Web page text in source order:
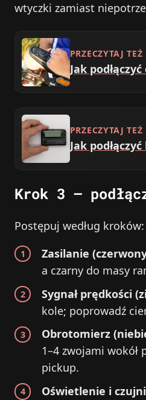
wtyczki zamiast
PRZECZYTAJ TEŻ
Jak
PRZECZYTAJ TEŻ
Jak
Krok 3 –
Postępuj według kroków:
Zasilanie
a czarny do masy
Sygnał prędkości
kole; poprowadź
Obrotomierz
1–4 zwojami wokół
pickup.
Oświetlenie i